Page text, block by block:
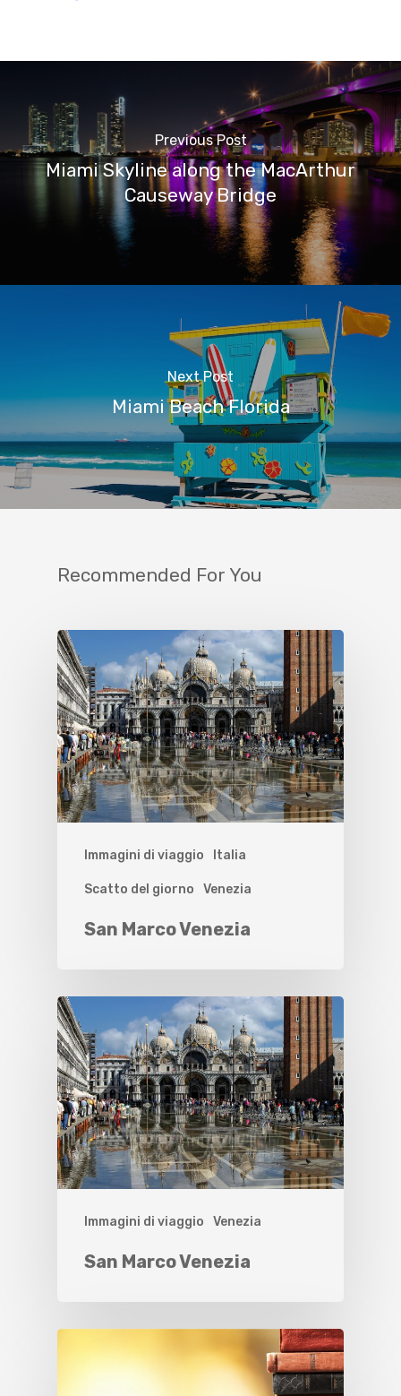
Previous Post
Miami Skyline along the MacArthur
Causeway Bridge
Next Post
Miami Beach Florida
Recommended For You
Immagini di viaggio Italia
Scatto del giorno Venezia
San Marco Venezia
Immagini di viaggio Venezia
San Marco Venezia